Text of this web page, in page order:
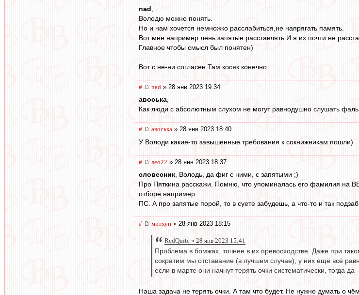
nad
Володю можно понять.
Но и нам хочется немножко расслабиться,не напрягать память.
Вот мне например лень запятые расставлять.И я их почти не
Главное чтобы смысл был понятен)
Вот с не-ни согласен.Там косяк конечно.
# nad » 28 янв 2023 19:34
авоська,
Как люди с абсолютным слухом не могут равнодушно слушать
# авоська » 28 янв 2023 18:40
У Володи какие-то завышенные требования к сокнижникам пошли)
# лео22 » 28 янв 2023 18:37
словесник, Володь, да фиг с ними, с запятыми ;)
Про Пяткина расскажи. Помню, что упоминалась его фамилия на
отборе например.
ПС. А про запятые порой, то в суете забудешь, а что-то и так
# митхун » 28 янв 2023 18:15
RedQuite » 28 янв 2023 15:41
Проблема в бомжах, точнее в их превосходстве. Даже при
сократим мы отставание (в лучшем случае), у них ещё всё
если в марте они начнут терять очки систематически, тогда да
Наша задача не терять очки. А там что будет. Не нужно думать о